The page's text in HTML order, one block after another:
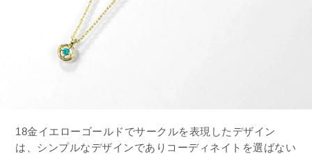
18金イエローゴールドでサークルを表現したデザイン
は、シンプルなデザインでありコーディネイトを選ばない